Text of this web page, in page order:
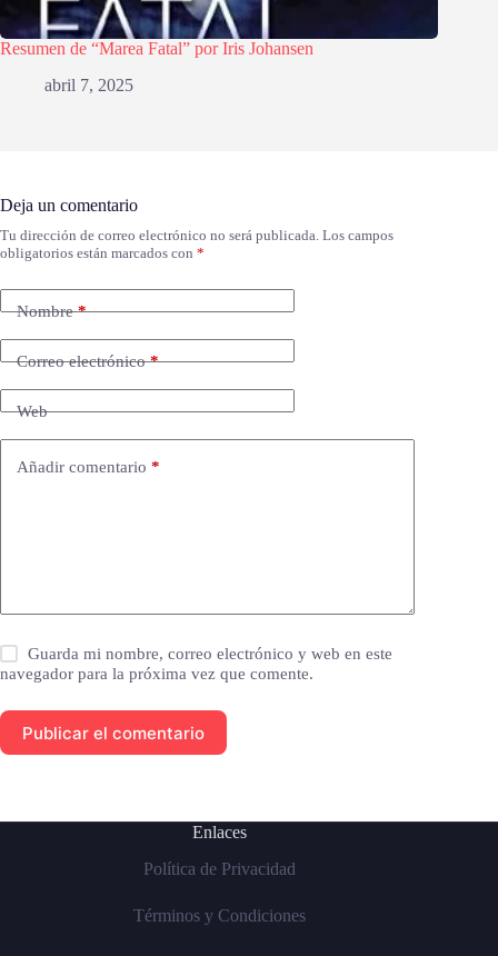
Resumen de “Marea Fatal” por Iris Johansen
abril 7, 2025
Deja un comentario
Tu dirección de correo electrónico no será publicada. Los campos
obligatorios están marcados con *
Nombre*
Correo electrónico*
Web
Añadir comentario *
Guarda mi nombre, correo electrónico y web en este
navegador para la próxima vez que comente.
Publicar el comentario
Enlaces
Política de Privacidad
Términos y Condiciones